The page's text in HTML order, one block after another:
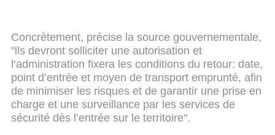
Concrètement, précise la source gouvernementale,
"ils devront solliciter une autorisation et
l’administration fixera les conditions du retour: date,
point d’entrée et moyen de transport emprunté, afin
de minimiser les risques et de garantir une prise en
charge et une surveillance par les services de
sécurité dès l’entrée sur le territoire".